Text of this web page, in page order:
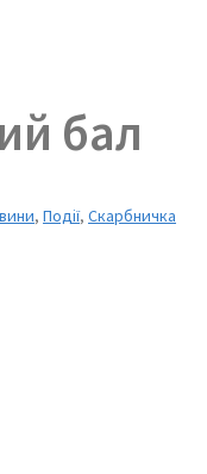
бал
, Події, Скарбничка